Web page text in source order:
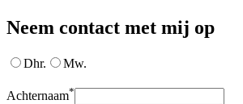
Neem contact met mij op
Dhr. Mw.
Achternaam*